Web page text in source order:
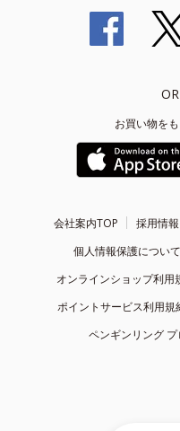
お買い物を
会社案内TOP 採用情報
個人情報保護について
オンラインショップ利用
ポイントサービス利用規
ペンギンリング プ